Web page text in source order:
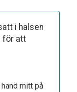
i halsen
för att
mitt på